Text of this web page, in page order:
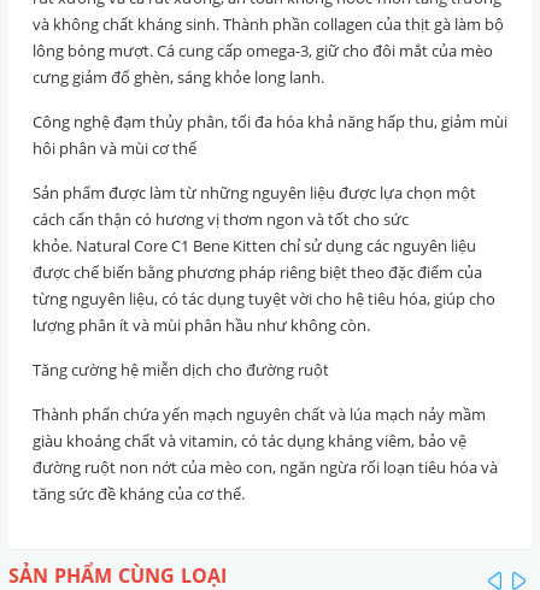
và không chất kháng sinh. Thành phần collagen của thịt gà làm bộ
lông bóng mượt. Cá cung cấp omega-3, giữ cho đôi mắt của mèo
cưng giảm đổ ghèn, sáng khỏe long lanh.
Công nghệ đạm thủy phân, tối đa hóa khả năng hấp thu, giảm mùi
hôi phân và mùi cơ thể
Sản phẩm được làm từ những nguyên liệu được lựa chọn một
cách cẩn thận có hương vị thơm ngon và tốt cho sức
khỏe. Natural Core C1 Bene Kitten chỉ sử dụng các nguyên liệu
được chế biến bằng phương pháp riêng biệt theo đặc điểm của
từng nguyên liệu, có tác dụng tuyệt vời cho hệ tiêu hóa, giúp cho
lượng phân ít và mùi phân hầu như không còn.
Tăng cường hệ miễn dịch cho đường ruột
Thành phấn chứa yến mạch nguyên chất và lúa mạch nảy mầm
giàu khoáng chất và vitamin, có tác dụng kháng viêm, bảo vệ
đường ruột non nớt của mèo con, ngăn ngừa rối loạn tiêu hóa và
tăng sức đề kháng của cơ thể.
SẢN PHẨM CÙNG LOẠI